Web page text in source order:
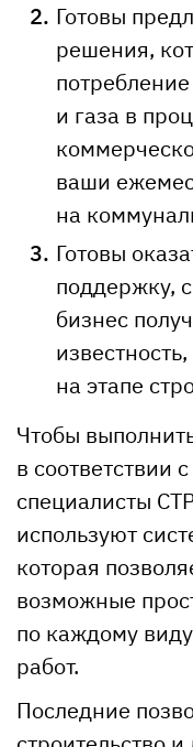
Готовы
решения,
и газа в
ваши
на
Готовы
поддержку,
бизнес
на этапе
Чтобы
в соответствии
специалисты
используют
которая
возможные
по каждому
работ.
Последние